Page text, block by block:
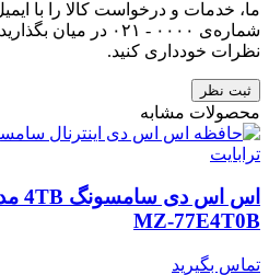
شماره‌ی ۰۰۰۰ - ۰۲۱ در
نظرات خودداری کنید.
ثبت نظر
محصولات مشابه
MZ-77E4T0B
تماس بگیرید